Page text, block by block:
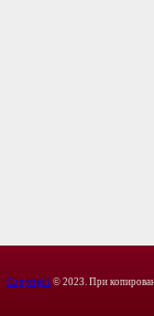
Copyright © 2023. При